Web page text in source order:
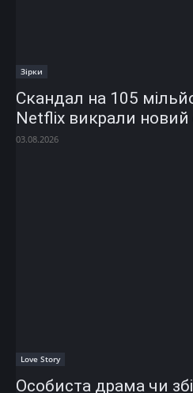
Зірки
Скандал на 105
Netflix викрали новий
03.08.2026
Love Story
Особиста драма чи